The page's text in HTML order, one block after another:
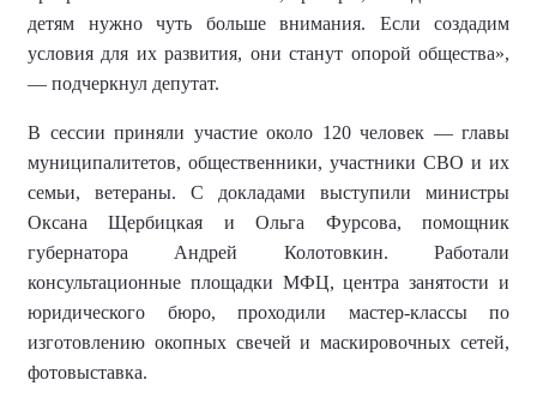
детям нужно чуть больше внимания. Если создадим
условия для их развития, они станут опорой общества»,
— подчеркнул депутат.
В сессии приняли участие около 120 человек — главы
муниципалитетов, общественники, участники СВО и их
семьи, ветераны. С докладами выступили министры
Оксана Щербицкая и Ольга Фурсова, помощник
губернатора Андрей Колотовкин. Работали
консультационные площадки МФЦ, центра занятости и
юридического бюро, проходили мастер-классы по
изготовлению окопных свечей и маскировочных сетей,
фотовыставка.